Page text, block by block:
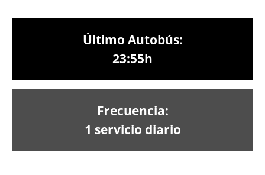
Último Autobús:
23:55h
Frecuencia:
1 servicio diario